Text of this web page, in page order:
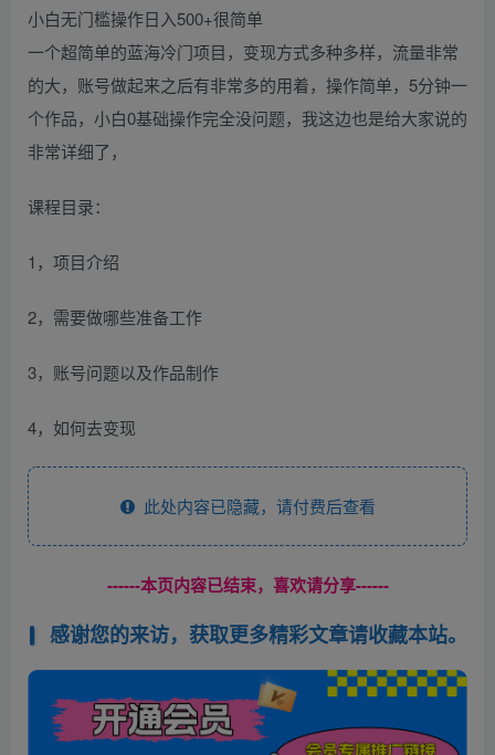
一个超简单的蓝海冷门项目，变现方式多种多样，流量非常
的大，账号做起来之后有非常多的用着，操作简单，5分钟一
个作品，小白0基础操作完全没问题，我这边也是给大家说的
非常详细了，
课程目录：
1，项目介绍
2，需要做哪些准备工作
3，账号问题以及作品制作
4，如何去变现
此处内容已隐藏，请付费后查看
------本页内容已结束，喜欢请分享------
感谢您的来访，获取更多精彩文章请收藏本站。